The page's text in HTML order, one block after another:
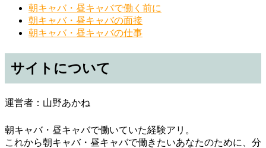
朝キャバ・昼キャバで働く前に
朝キャバ・昼キャバの面接
朝キャバ・昼キャバの仕事
サイトについて
運営者：山野あかね
朝キャバ・昼キャバで働いていた経験アリ。
これから朝キャバ・昼キャバで働きたいあなたのために、分